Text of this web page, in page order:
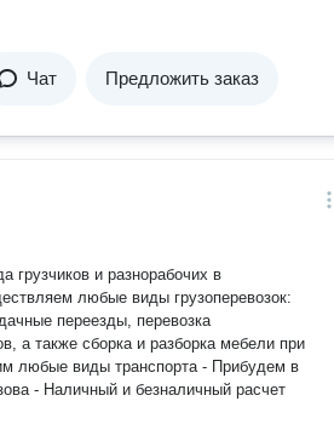
Чат Предложить заказ
любые виды грузоперевозок:
переезды, перевозка
а также сборка и разборка мебели при
любые виды транспорта - Прибудем в
- Наличный и безналичный расчет